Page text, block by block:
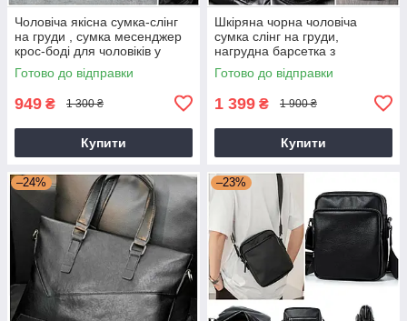
Чоловіча якісна сумка-слінг
на груди , сумка месенджер
крос-боді для чоловіків у
клітинку
Готово до відправки
949 ₴ 1 300 ₴
Купити
Шкіряна чорна чоловіча
сумка слінг на груди,
нагрудна барсетка з
натуральної шкіри
Готово до відправки
1 399 ₴ 1 900 ₴
Купити
–24% –23%